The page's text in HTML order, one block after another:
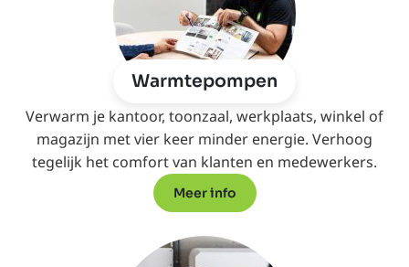
Warmtepompen
Verwarm je kantoor, toonzaal, werkplaats, winkel of
magazijn met vier keer minder energie. Verhoog
tegelijk het comfort van klanten en medewerkers.
Meer info